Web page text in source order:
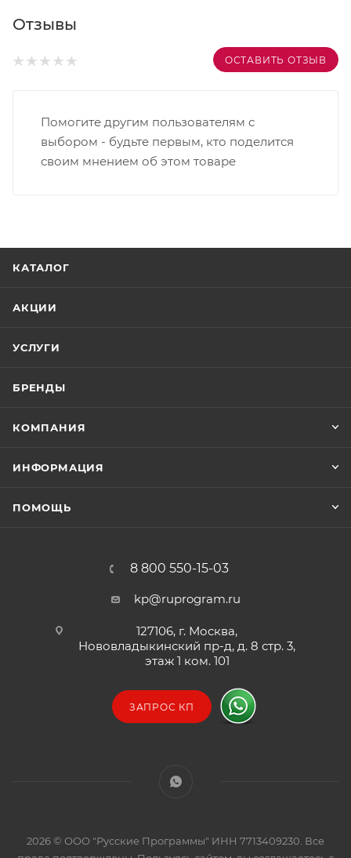
Отзывы
ОСТАВИТЬ ОТЗЫВ
Помогите другим пользователям с
выбором - будьте первым, кто поделится
своим мнением об этом товаре
КАТАЛОГ
АКЦИИ
УСЛУГИ
БРЕНДЫ
КОМПАНИЯ
ИНФОРМАЦИЯ
ПОМОЩЬ
8 800 550-15-03
kp@ruprogram.ru
127106, г. Москва,
Нововладыкинский пр-д, д. 8 стр. 3,
этаж 1 ком. 101
ЗАПРОС КП
2026 © ООО "Русские Программы" ИНН 7713409230. Все